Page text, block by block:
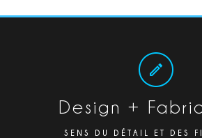
Design +
SENS DU DÉTAIL ET DES